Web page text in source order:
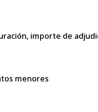
importe de
menores